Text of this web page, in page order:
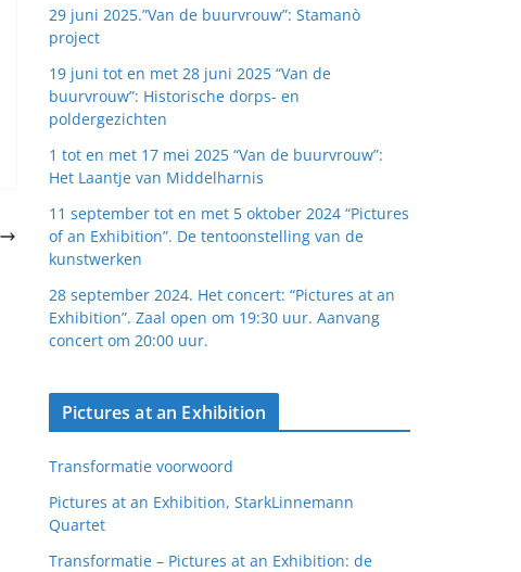
29 juni 2025.”Van de buurvrouw”: Stamanò
project
19 juni tot en met 28 juni 2025 “Van de
buurvrouw”: Historische dorps- en
poldergezichten
1 tot en met 17 mei 2025 “Van de buurvrouw”:
Het Laantje van Middelharnis
11 september tot en met 5 oktober 2024 “Pictures
of an Exhibition”. De tentoonstelling van de
kunstwerken
28 september 2024. Het concert: “Pictures at an
Exhibition”. Zaal open om 19:30 uur. Aanvang
concert om 20:00 uur.
Pictures at an Exhibition
Transformatie voorwoord
Pictures at an Exhibition, StarkLinnemann
Quartet
Transformatie – Pictures at an Exhibition: de